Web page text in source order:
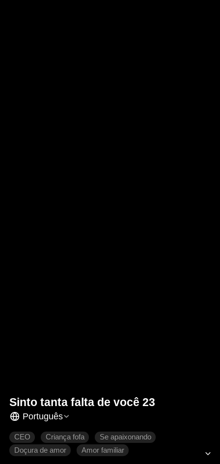
Sinto tanta falta de você 23
Português
CEO Criança fofa
Se apaixonando
Doçura de amor
Amor familiar